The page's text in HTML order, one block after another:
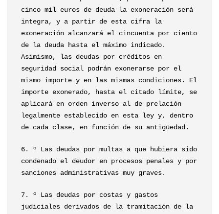
cinco mil euros de deuda la exoneración será
integra, y a partir de esta cifra la
exoneración alcanzará el cincuenta por ciento
de la deuda hasta el máximo indicado.
Asimismo, las deudas por créditos en
seguridad social podrán exonerarse por el
mismo importe y en las mismas condiciones. El
importe exonerado, hasta el citado límite, se
aplicará en orden inverso al de prelación
legalmente establecido en esta ley y, dentro
de cada clase, en función de su antigüedad.
6. º Las deudas por multas a que hubiera sido
condenado el deudor en procesos penales y por
sanciones administrativas muy graves.
7. º Las deudas por costas y gastos
judiciales derivados de la tramitación de la